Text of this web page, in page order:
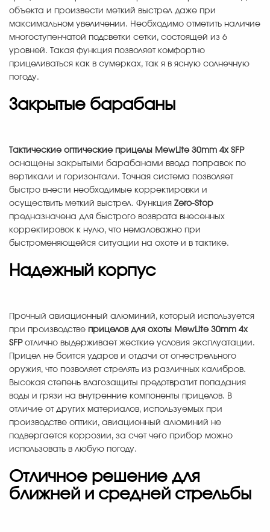
объекта и произвести меткий выстрел даже при
максимальном увеличении. Необходимо отметить наличие
многоступенчатой подсветки сетки, состоящей из 6
уровней. Такая функция позволяет комфортно
прицеливаться как в сумерках, так я в ясную солнечную
погоду.
Закрытые барабаны
Тактические оптические прицелы MewLite 30mm 4x SFP
оснащены закрытыми барабанами ввода поправок по
вертикали и горизонтали. Точная система позволяет
быстро внести необходимые корректировки и
осуществить меткий выстрел. Функция Zero-Stop
предназначена для быстрого возврата внесенных
корректировок к нулю, что немаловажно при
быстроменяющейся ситуации на охоте и в тактике.
Надежный корпус
Прочный авиационный алюминий, который используется
при производстве прицелов для охоты MewLite 30mm 4x
SFPотлично выдерживает жесткие условия эксплуатации.
Прицел не боится ударов и отдачи от огнестрельного
оружия, что позволяет стрелять из различных калибров.
Высокая степень влагозащиты предотвратит попадания
воды и грязи на внутренние компоненты прицелов. В
отличие от других материалов, используемых при
производстве оптики, авиационный алюминий не
подвергается коррозии, за счет чего прибор можно
использовать в любую погоду.
Отличное решение для
ближней и средней стрельбы